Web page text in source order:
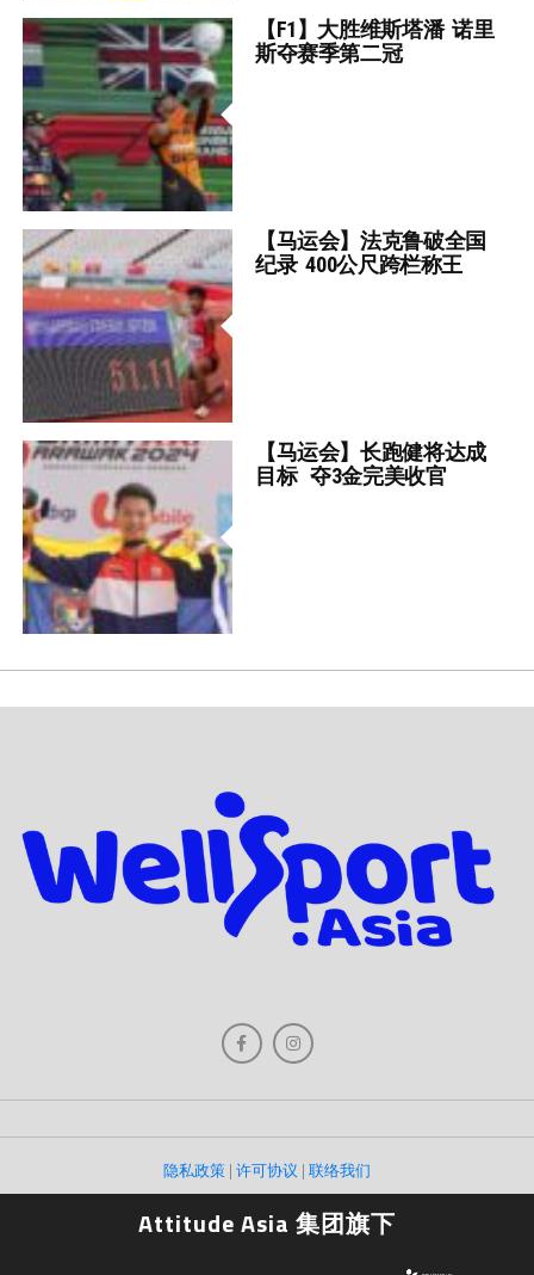
【F1】大胜维斯塔潘 诺里
斯夺赛季第二冠
【马运会】法克鲁破全国
纪录 400公尺跨栏称王
【马运会】长跑健将达成
目标 夺3金完美收官
隐私政策 | 许可协议 | 联络我们
Attitude Asia 集团旗下